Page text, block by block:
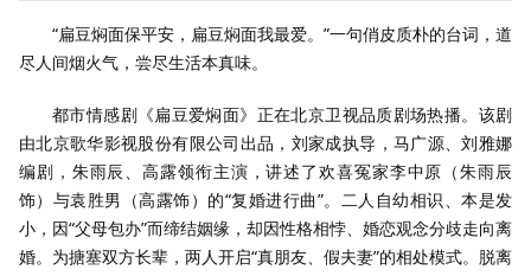
“扁豆焖面保平安，扁豆焖面我最爱。”一句俏皮质朴的台词，道
尽人间烟火气，尝尽生活本真味。
都市情感剧《扁豆爱焖面》正在北京卫视品质剧场热播。该剧
由北京歌华影视股份有限公司出品，刘家成执导，马广源、刘雅娜
编剧，朱雨辰、高露领衔主演，讲述了欢喜冤家李中原（朱雨辰
饰）与袁胜男（高露饰）的“复婚进行曲”。二人自幼相识、本是发
小，因“父母包办”而缔结姻缘，却因性格相悖、婚恋观念分歧走向离
婚。为搪塞双方长辈，两人开启“真朋友、假夫妻”的相处模式。脱离